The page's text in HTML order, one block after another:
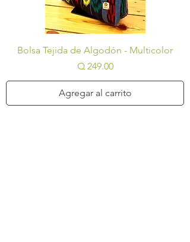
Bolsa Tejida de Algodón - Multicolor
Precio
Q 249.00
Agregar al carrito